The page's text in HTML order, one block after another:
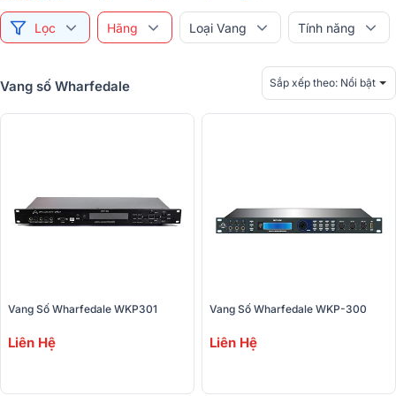
Lọc Hãng Loại Vang Tính năng
Vang số Wharfedale Sắp xếp theo: Nổi bật
Vang Số Wharfedale WKP301
Liên Hệ
Vang Số Wharfedale WKP-300
Liên Hệ